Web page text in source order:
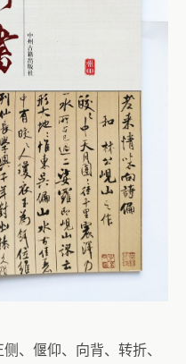
、偃仰、向背、转折、